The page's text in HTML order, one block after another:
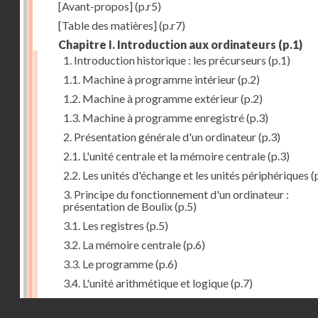
[Avant-propos](p.r5)
[Table des matières](p.r7)
Chapitre I. Introduction aux ordinateurs (p.1)
1. Introduction historique : les précurseurs (p.1)
1.1. Machine à programme intérieur(p.2)
1.2. Machine à programme extérieur(p.2)
1.3. Machine à programme enregistré(p.3)
2. Présentation générale d'un ordinateur(p.3)
2.1. L'unité centrale et la mémoire centrale(p.3)
2.2. Les unités d'échange et les unités périphériques
3. Principe du fonctionnement d'un ordinateur :
présentation de Boulix(p.5)
3.1. Les registres (p.5)
3.2. La mémoire centrale(p.6)
3.3. Le programme(p.6)
3.4. L'unité arithmétique et logique(p.7)
3.5. L'unité de contrôle(p.8)